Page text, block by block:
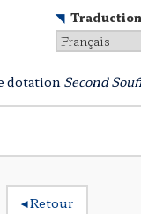
dotationSecond
◂Retour